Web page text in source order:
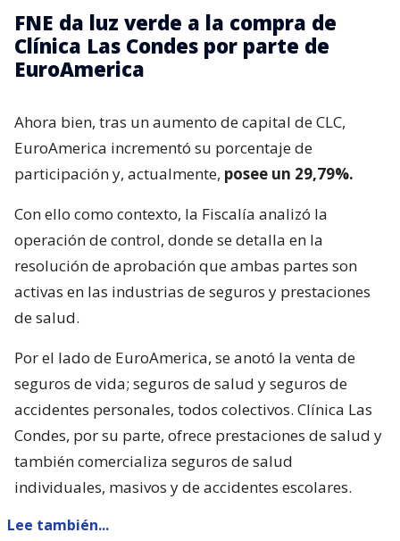
FNE da luz verde a la compra de
Clínica Las Condes por parte de
EuroAmerica
Ahora bien, tras un aumento de capital de CLC,
EuroAmerica incrementó su porcentaje de
participación y, actualmente, posee un 29,79%.
Con ello como contexto, la Fiscalía analizó la
operación de control, donde se detalla en la
resolución de aprobación que ambas partes son
activas en las industrias de seguros y prestaciones
de salud.
Por el lado de EuroAmerica, se anotó la venta de
seguros de vida; seguros de salud y seguros de
accidentes personales, todos colectivos. Clínica Las
Condes, por su parte, ofrece prestaciones de salud y
también comercializa seguros de salud
individuales, masivos y de accidentes escolares.
Lee también...